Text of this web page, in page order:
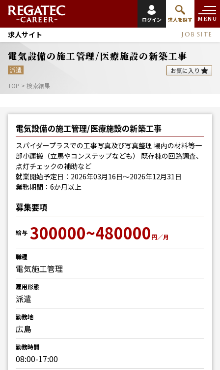
ログイン 求人を探す MENU
求人サイト JOB SITE
電気設備の施工管理/医療施設の新築工事
派遣
お気に入り
TOP > 検索結果
電気設備の施工管理/医療施設の新築工事
スパイダープラスでの工事写真及び写真整理 場内の材料等一
部小運搬（立馬やコンステップなども） 既存棟の回路調査、
点灯チェックの補助など
就業開始予定日：2026年03月16日～2026年12月31日
業務期間：6か月以上
募集要項
給与 300000~480000円／月
職種
電気施工管理
雇用形態
派遣
勤務地
広島
勤務時間
08:00-17:00